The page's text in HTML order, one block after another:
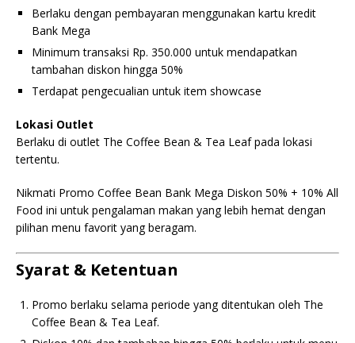
Berlaku dengan pembayaran menggunakan kartu kredit
Bank Mega
Minimum transaksi Rp. 350.000 untuk mendapatkan
tambahan diskon hingga 50%
Terdapat pengecualian untuk item showcase
Lokasi Outlet
Berlaku di outlet The Coffee Bean & Tea Leaf pada lokasi
tertentu.
Nikmati Promo Coffee Bean Bank Mega Diskon 50% + 10% All
Food ini untuk pengalaman makan yang lebih hemat dengan
pilihan menu favorit yang beragam.
Syarat & Ketentuan
Promo berlaku selama periode yang ditentukan oleh The
Coffee Bean & Tea Leaf.